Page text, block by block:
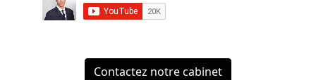
Contactez notre cabinet